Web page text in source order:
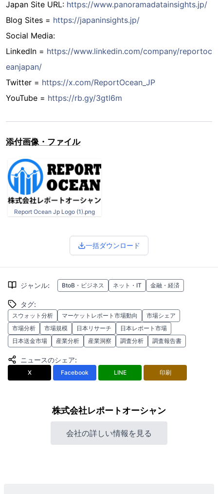
Japan Site URL: https://www.panoramadatainsights.jp/
Blog Sites = https://japaninsights.jp/
Social Media:
LinkedIn = https://www.linkedin.com/company/reportoc
eanjapan/
Twitter = https://x.com/ReportOcean_JP
YouTube = https://rb.gy/3gtl6m
添付画像・ファイル
Report Ocean Jp Logo (1).png
一括ダウンロード
ジャンル: BtoB・ビジネス ネット・IT 金融・経済
タグ:
スウォット分析 マーケットレポート市場動向
市場シェア
市場分析
市場規模 日本リサーチ
日本レポート市場
日本送金市場
産業分析 産業洞察 調査分析 調査報告書
ニュースのシェア:
X Facebook LINE 印刷
株式会社レポートオーシャン
会社の詳しい情報を見る